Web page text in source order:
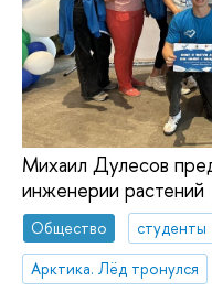
Михаил Дулесов
инженерии растений
Общество
студенты
Арктика. Лёд тронулся